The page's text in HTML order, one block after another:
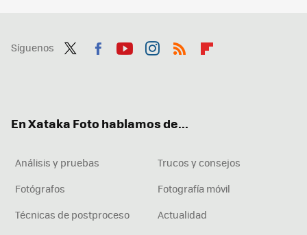
Síguenos
En Xataka Foto hablamos de...
Análisis y pruebas
Trucos y consejos
Fotógrafos
Fotografía móvil
Técnicas de postproceso
Actualidad